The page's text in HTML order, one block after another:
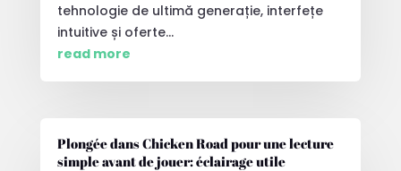
tehnologie de ultimă generație, interfețe
intuitive și oferte...
read more
Plongée dans Chicken Road pour une lecture
simple avant de jouer: éclairage utile